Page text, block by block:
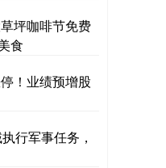
坪咖啡节免费
食
！业绩预增股
行军事任务，